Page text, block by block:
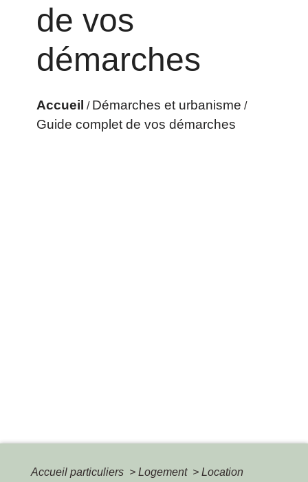
de vos
démarches
Accueil / Démarches et urbanisme /
Guide complet de vos démarches
Accueil particuliers > Logement > Location